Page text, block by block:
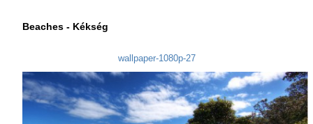
Beaches - Kékség
wallpaper-1080p-27